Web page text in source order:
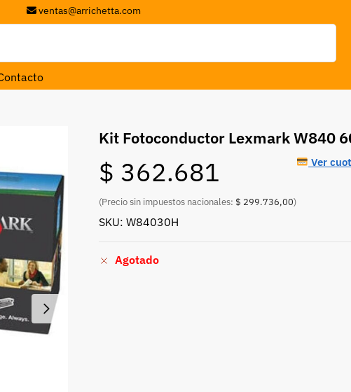
ventas@arrichetta.com
Kit Fotoconductor Lexmark W840
$ 362.681
(Precio sin impuestos nacionales: $ 299.736,00)
Ver
SKU: W84030H
Agotado